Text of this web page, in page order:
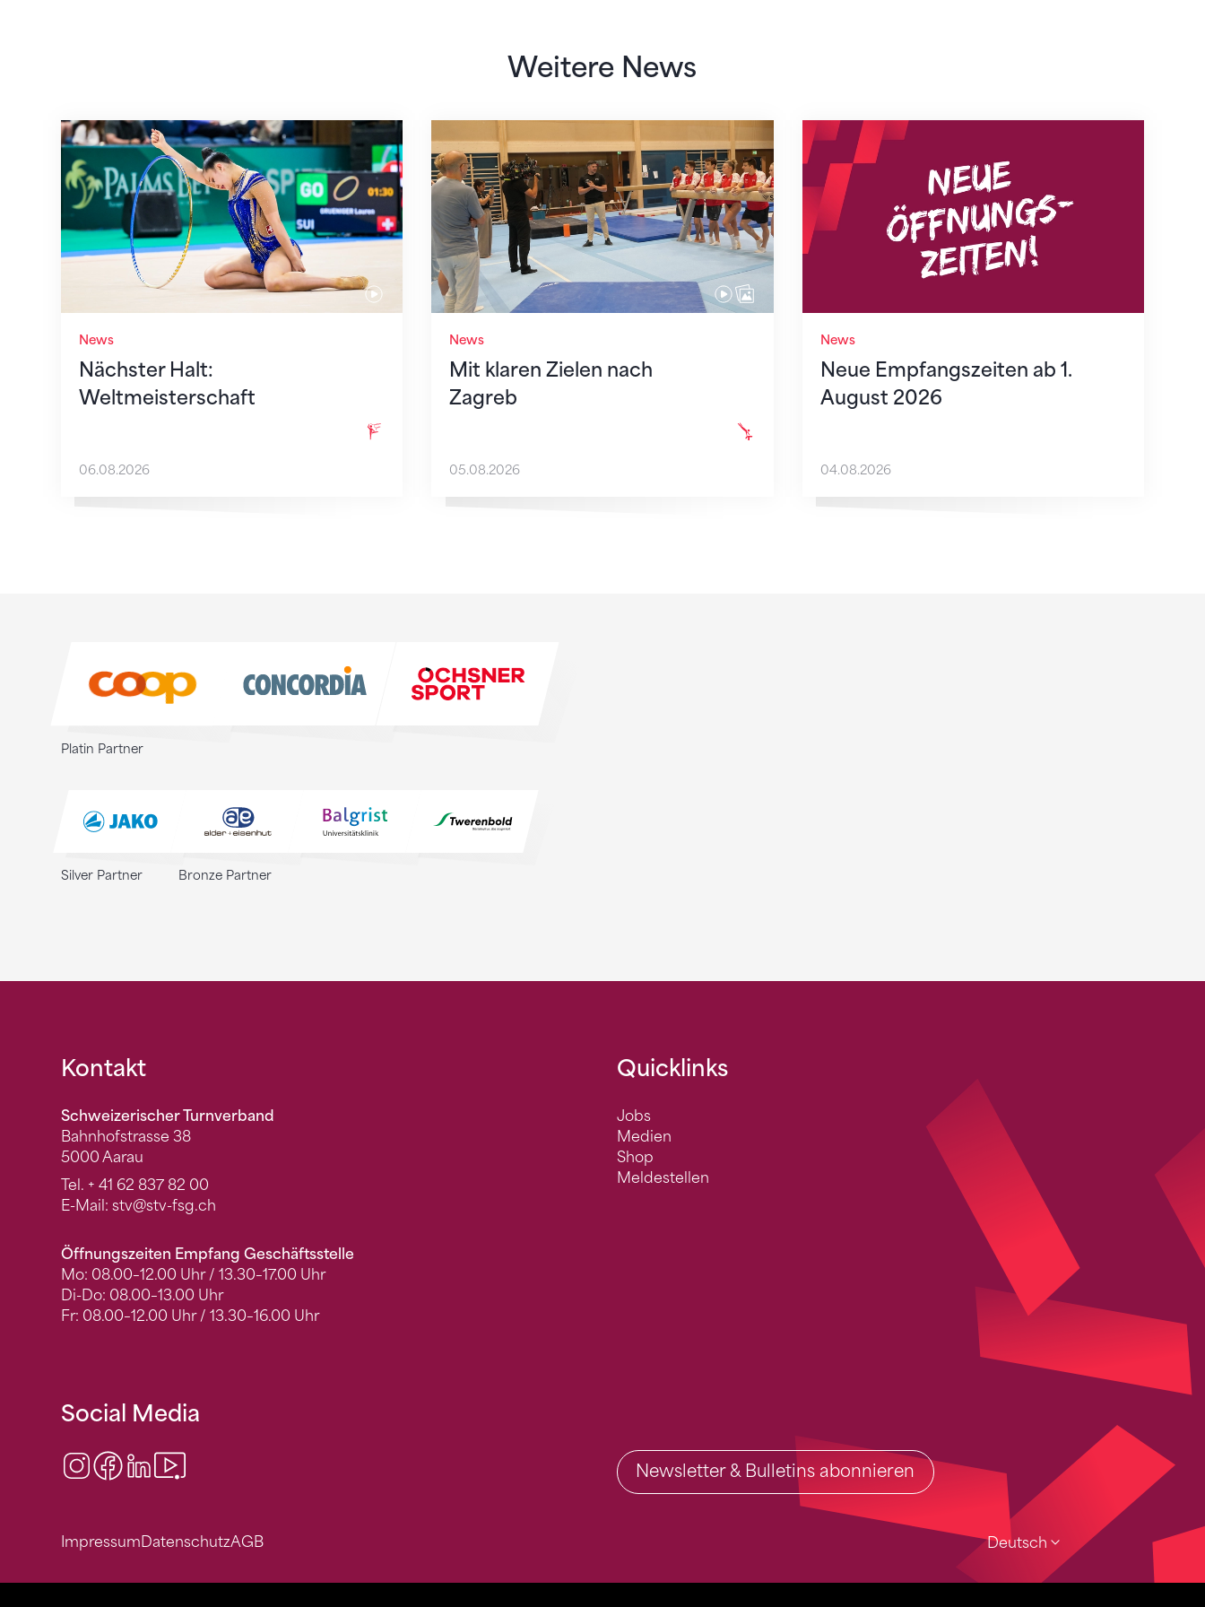
Weitere News
News
Nächster Halt:
Weltmeisterschaft
Nächster Halt: Weltmeisterschaft
06.08.2026
News
Mit klaren Zielen nach
Zagreb
Mit klaren Zielen nach Zagreb
05.08.2026
News
Neue Empfangszeiten ab 1.
August 2026
Neue Empfangszeiten ab 1. August 2026
04.08.2026
Platin Partner
Silver Partner Bronze Partner
Fusszeile
Kontakt
Schweizerischer Turnverband
Bahnhofstrasse 38
5000 Aarau
Tel. + 41 62 837 82 00
E-Mail: stv@stv-fsg.ch
Öffnungszeiten Empfang Geschäftsstelle
Mo: 08.00–12.00 Uhr / 13.30–17.00 Uhr
Di-Do: 08.00–13.00 Uhr
Fr: 08.00–12.00 Uhr / 13.30–16.00 Uhr
Quicklinks
Jobs
Medien
Shop
Meldestellen
Deutsch
Social Media
Instagram
Facebook
LinkedIn Newsletter & Bulletins abonnieren
ImpressumDatenschutzAGB